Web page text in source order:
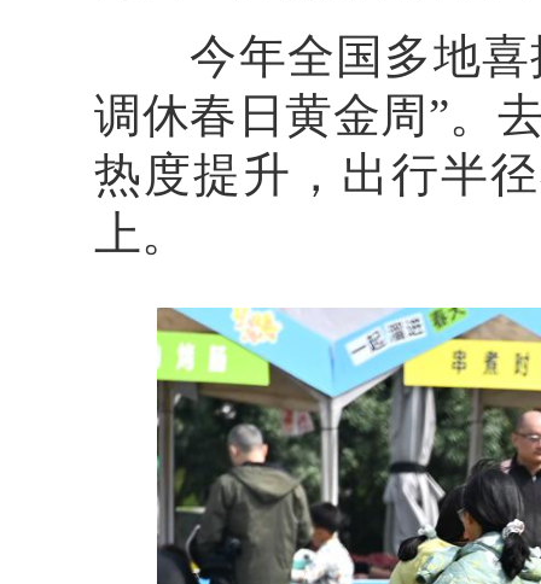
今年全国多地喜
调休春日黄金周”。
热度提升，出行半
上。